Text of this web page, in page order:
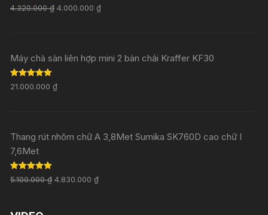
Rated 5.00
out of 5
4.320.000₫ 4.000.000₫
Máy chà sàn liên hợp mini 2 bàn chải Kraffer KF30
Rated5.00
out of 5
21.000.000₫
Thang rút nhôm chữ A 3,8Met Sumika SK760D cao chữ I
7,6Met
Rated5.00
out of 5
5.100.000₫ 4.830.000₫